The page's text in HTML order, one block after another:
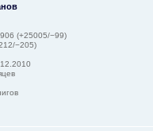
(+25005/−99)
−205)
сообщение